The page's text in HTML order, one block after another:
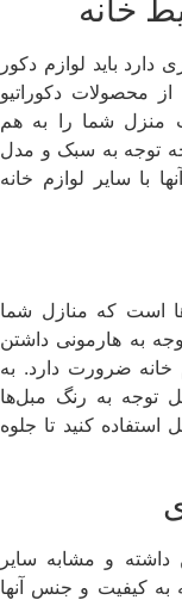
خانه
باید لوازم دکور
محصولات دکوراتیو
منزل شما را به‌ هم‌
توجه به سبک و مدل
با سایر لوازم خانه
است که منازل شما
به هارمونی داشتن
ضرورت دارد. به
توجه به رنگ مبل‌ها
کنید تا جلوه
داشته و مشابه سایر
به کیفیت و جنس آنها